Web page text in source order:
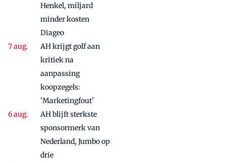
Henkel, miljard
minder kosten
Diageo
AH krijgt golf aan
kritiek na
aanpassing
koopzegels:
'Marketingfout'
AH blijft sterkste
sponsormerk van
Nederland, Jumbo op
drie